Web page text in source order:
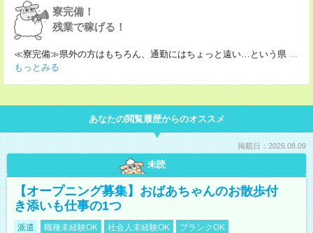
寮完備！
残業で稼げる！
≪寮完備≫県外の方はもちろん、通勤にはちょっと遠い…という県 ...
もっとみる
あなたの閲覧履歴からのオススメ
掲載日：2026.08.09
未読
【オープニング募集】おばあちゃんのお散歩付
き添いも仕事の1つ
派遣 職種未経験OK 社会人未経験OK
ブランクOK